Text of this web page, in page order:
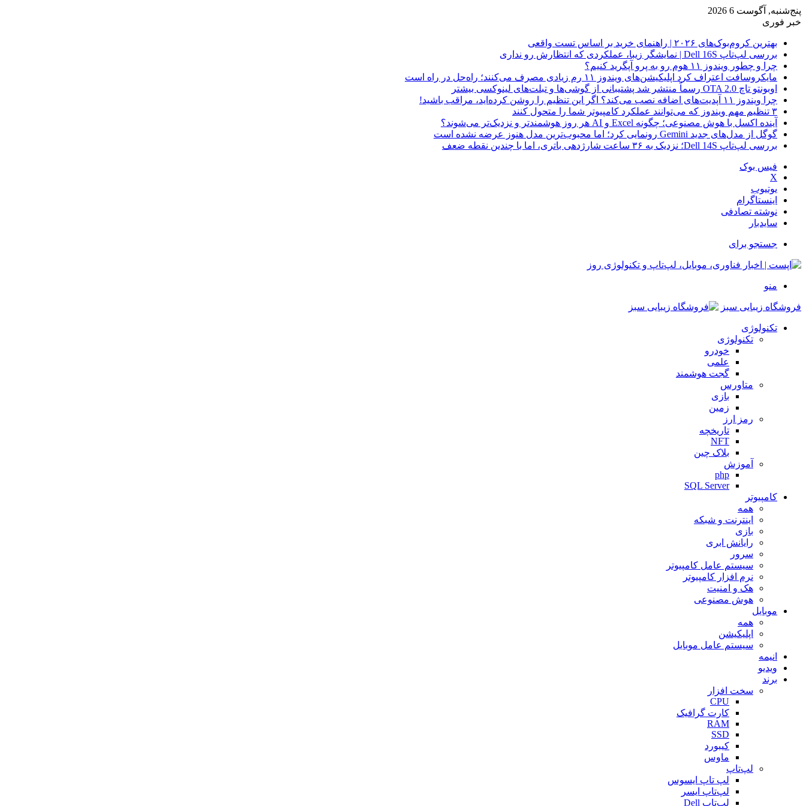
پنج‌شنبه, آگوست 6 2026
خبر فوری
بهترین کروم‌بوک‌های ۲۰۲۶ | راهنمای خرید بر اساس تست واقعی
بررسی لپ‌تاپ Dell 16S | نمایشگر زیبا، عملکردی که انتظارش رو نداری
چرا و چطور ویندوز ۱۱ هوم رو به پرو آپگرید کنیم؟
مایکروسافت اعتراف کرد اپلیکیشن‌های ویندوز ۱۱ رم زیادی مصرف می‌کنند؛ راه‌حل در راه است
اوبونتو تاچ OTA 2.0 رسماً منتشر شد پشتیبانی از گوشی‌ها و تبلت‌های لینوکسی بیشتر
چرا ویندوز ۱۱ آپدیت‌های اضافه نصب می‌کند؟ اگر این تنظیم را روشن کرده‌اید، مراقب باشید!
۳ تنظیم مهم ویندوز که می‌توانند عملکرد کامپیوتر شما را متحول کنند
آینده اکسل با هوش مصنوعی؛ چگونه Excel و AI هر روز هوشمندتر و نزدیک‌تر می‌شوند؟
گوگل از مدل‌های جدید Gemini رونمایی کرد؛ اما محبوب‌ترین مدل هنوز عرضه نشده است
بررسی لپ‌تاپ Dell 14S؛ نزدیک به ۳۶ ساعت شارژدهی باتری، اما با چندین نقطه ضعف
فیس بوک
X
یوتیوب
اینستاگرام
نوشته تصادفی
سایدبار
جستجو برای
منو
فروشگاه زیبایی سبز
تکنولوژی
تکنولوژی
خودرو
علمی
گجت هوشمند
متاورس
بازی
زمین
رمز ارز
تاریخچه
NFT
بلاک چین
آموزش
php
SQL Server
کامپیوتر
همه
اینترنت و شبکه
بازی
رایانش ابری
سرور
سیستم عامل کامپیوتر
نرم افزار کامپیوتر
هک و امنیت
هوش مصنوعی
موبایل
همه
اپلیکیشن
سیستم عامل موبایل
انیمه
ویدیو
برند
سخت افزار
CPU
کارت گرافیک
RAM
SSD
کیبورد
ماوس
لپ‌تاپ
لپ تاپ ایسوس
لپ‌تاپ ایسر
لپ‌تاپ Dell